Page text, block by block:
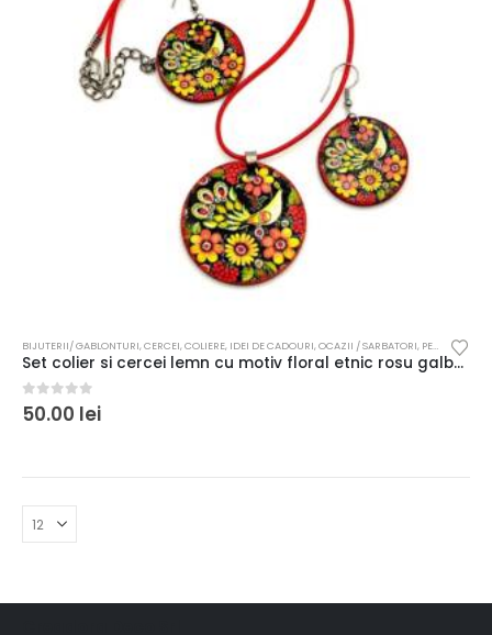
BIJUTERII/ GABLONTURI,CERCEI,COLIERE, IDEI DE CADOURI,OCAZII / SARBATORI, PENTRU FEMEI
Set colier si cercei lemn cu motiv floral etnic rosu galben negru
0out of 5
50.00 lei